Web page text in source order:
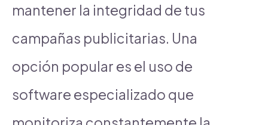
mantener la integridad de tus
campañas publicitarias. Una
opción popular es el uso de
software especializado que